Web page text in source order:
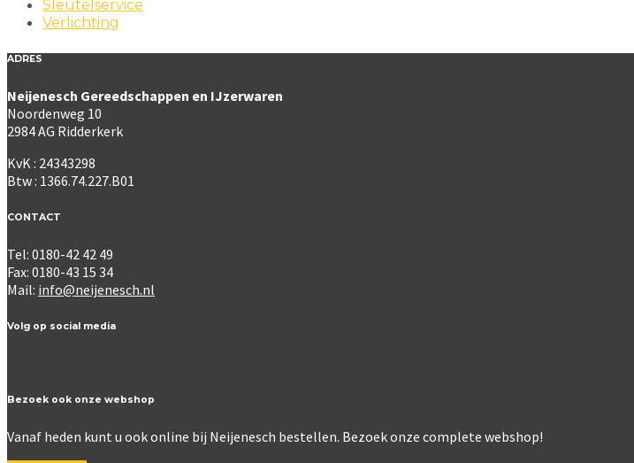
Sleutelservice
Verlichting
ADRES
Neijenesch Gereedschappen en IJzerwaren
Noordenweg 10
2984 AG Ridderkerk
KvK : 24343298
Btw : 1366.74.227.B01
CONTACT
Tel: 0180-42 42 49
Fax: 0180-43 15 34
Mail: info@neijenesch.nl
Volg op social media
Bezoek ook onze webshop
Vanaf heden kunt u ook online bij Neijenesch bestellen. Bezoek onze complete webshop!